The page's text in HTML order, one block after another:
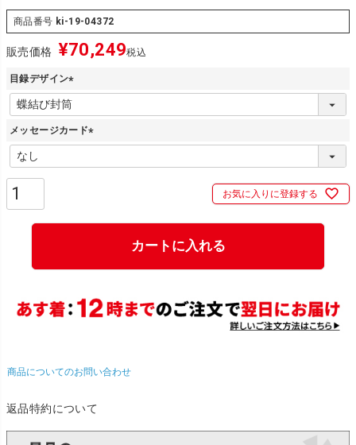
商品番号 ki-19-04372
販売価格 ¥70,249税込
目録デザイン
(
必
須
)
メッセージカード
必
お気に入りに登録する
カートに入れる
商品についてのお問い合わせ
返品特約について